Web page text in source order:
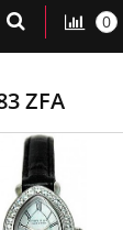
0
ZFA